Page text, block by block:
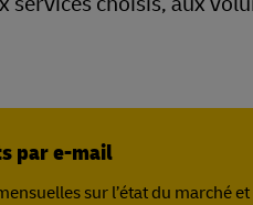
par e-mail
sur l’état du marché